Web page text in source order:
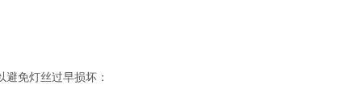
免灯丝过早损坏：